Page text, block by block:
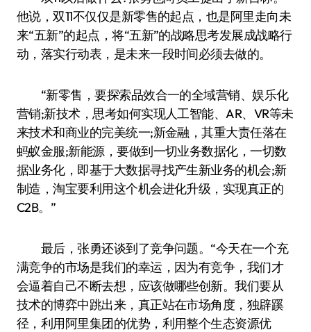
他说，双11不仅仅是新零售的起点，也是阿里走向未
来“五新”的起点，将“五新”的战略思考发展成战略行
动，落实行动表，是未来一段时间必须去做的。
“新零售，要探索品效合一的全域营销、娱乐化
营销;新技术，思考如何实现人工智能、AR、VR等未
来技术和商业的完美统一;新金融，其重大责任落在
蚂蚁金服;新能源，要做到一切业务数据化，一切数
据业务化，即基于大数据寻找产生新业务的机会;新
制造，淘宝要利用这个机会进化升级，实现真正的
C2B。”
最后，张勇还谈到了竞争问题。“今天在一个充
满竞争的市场是我们的幸运，因为有竞争，我们才
会逼着自己不断去想，应该做哪些创新。我们要从
技术的博弈中跳出来，真正站在市场角度，独辟蹊
径，利用阿里集团的优势，利用整个生态资源优